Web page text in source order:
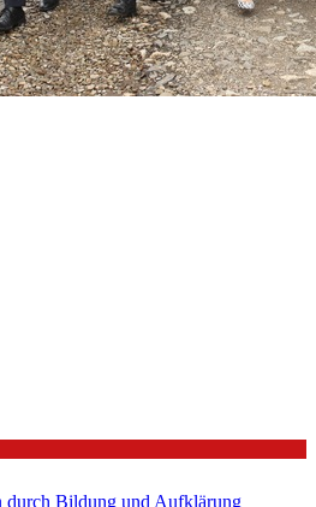
durch Bildung und Aufklärung